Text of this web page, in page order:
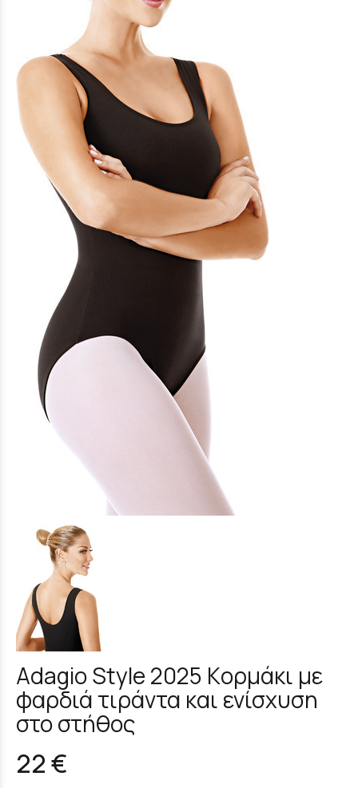
Adagio Style 2025 Kορμάκι με
φαρδιά τιράντα και ενίσχυση
στο στήθος
22 €